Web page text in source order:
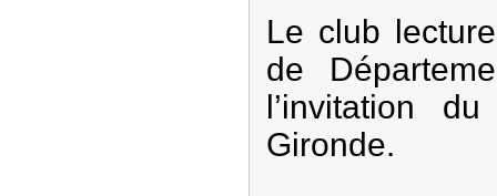
Le club
de
l’invitation
Gironde.